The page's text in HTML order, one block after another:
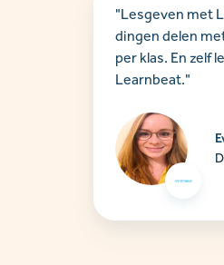
"Lesgeven met
dingen delen
per klas. En zelf
Learnbeat."